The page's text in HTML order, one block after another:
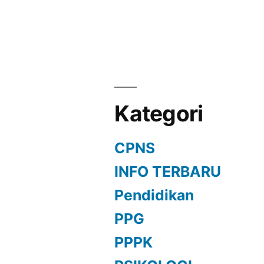
Kategori
CPNS
INFO TERBARU
Pendidikan
PPG
PPPK